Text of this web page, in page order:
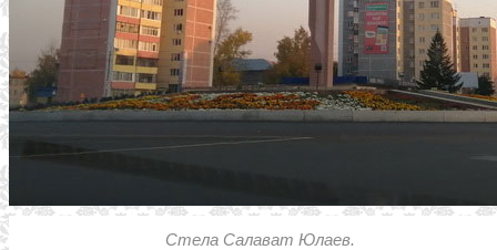
Стела Салават Юлаев.